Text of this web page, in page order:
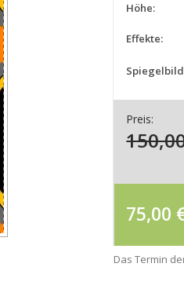
Höhe:
Effekte:
Preis:
75,00
Das Termin